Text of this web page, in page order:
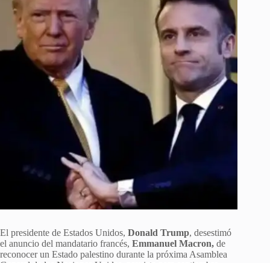
El presidente de Estados Unidos, Donald Trump, desestimó
el anuncio del mandatario francés, Emmanuel Macron, de
reconocer un Estado palestino durante la próxima Asamblea